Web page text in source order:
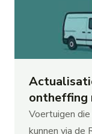
ontheffing
Voertuigen
kunnen via de